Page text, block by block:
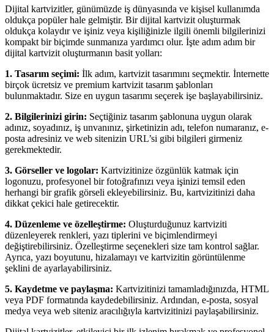
Dijital kartvizitler, günümüzde iş dünyasında ve kişisel kullanımda
oldukça popüler hale gelmiştir. Bir dijital kartvizit oluşturmak
oldukça kolaydır ve işiniz veya kişiliğinizle ilgili önemli bilgilerinizi
kompakt bir biçimde sunmanıza yardımcı olur. İşte adım adım bir
dijital kartvizit oluşturmanın basit yolları:
1. Tasarım seçimi: İlk adım, kartvizit tasarımını seçmektir. İnternette
birçok ücretsiz ve premium kartvizit tasarım şablonları
bulunmaktadır. Size en uygun tasarımı seçerek işe başlayabilirsiniz.
2. Bilgilerinizi girin: Seçtiğiniz tasarım şablonuna uygun olarak
adınız, soyadınız, iş unvanınız, şirketinizin adı, telefon numaranız, e-
posta adresiniz ve web sitenizin URL’si gibi bilgileri girmeniz
gerekmektedir.
3. Görseller ve logolar: Kartvizitinize özgünlük katmak için
logonuzu, profesyonel bir fotoğrafınızı veya işinizi temsil eden
herhangi bir grafik görseli ekleyebilirsiniz. Bu, kartvizitinizi daha
dikkat çekici hale getirecektir.
4. Düzenleme ve özelleştirme: Oluşturduğunuz kartviziti
düzenleyerek renkleri, yazı tiplerini ve biçimlendirmeyi
değiştirebilirsiniz. Özelleştirme seçenekleri size tam kontrol sağlar.
Ayrıca, yazı boyutunu, hizalamayı ve kartvizitin görüntülenme
şeklini de ayarlayabilirsiniz.
5. Kaydetme ve paylaşma: Kartvizitinizi tamamladığınızda, HTML
veya PDF formatında kaydedebilirsiniz. Ardından, e-posta, sosyal
medya veya web siteniz aracılığıyla kartvizitinizi paylaşabilirsiniz.